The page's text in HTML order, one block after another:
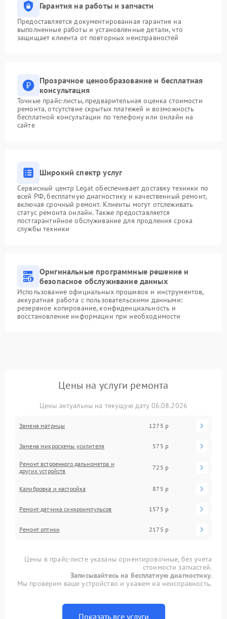
Гарантия на работы и запчасти
Предоставляется документированная гарантия на
выполненные работы и установленные детали, что
защищает клиента от повторных неисправностей
Прозрачное ценообразование и бесплатная
консультация
Точные прайс-листы, предварительная оценка стоимости
ремонта, отсутствие скрытых платежей и возможность
бесплатной консультации по телефону или онлайн на
сайте
Широкий спектр услуг
Сервисный центр Legat обеспечивает доставку техники по
всей РФ, бесплатную диагностику и качественный ремонт,
включая срочный ремонт. Клиенты могут отслеживать
статус ремонта онлайн. Также предоставляется
постгарантийное обслуживание для продления срока
службы техники
Оригинальные программные решение и
безопасное обслуживание данных
Использование официальных прошивок и инструментов,
аккуратная работа с пользовательскими данными:
резервное копирование, конфиденциальность и
восстановление информации при необходимости
Цены на услуги ремонта
Цены актуальны на текущую дату 06.08.2026
Замена матрицы 1275 р
Замена микросхемы усилителя 575 р
Ремонт встроенного дальнометра и
других устройств
725 р
Калибровка и настройка 875 р
Ремонт датчика синхроимпульсов 1575 р
Ремонт оптики 2175 р
Цены в прайс-листе указаны ориентировочные, без учета
стоимости запчастей.
Записывайтесь на бесплатную диагностику.
Мы проверим ваше устройство и укажем на неисправность.
Показать все услуги